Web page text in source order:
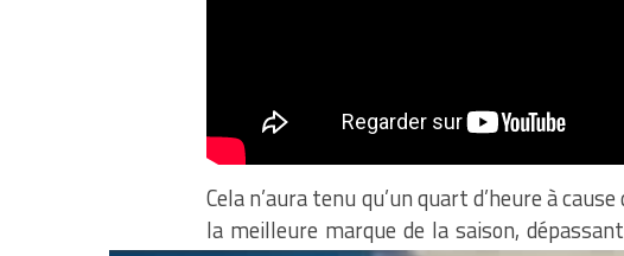
Cela n’aura tenu qu’un quart d’heure à
la meilleure marque de la saison,